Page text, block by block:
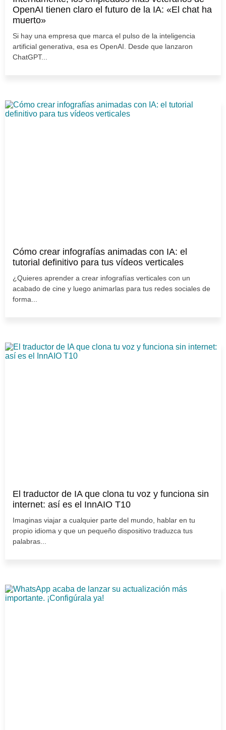
OpenAI tienen claro el futuro de la IA: «El chat ha
muerto»
Si hay una empresa que marca el pulso de la inteligencia
artificial generativa, esa es OpenAI. Desde que lanzaron
ChatGPT...
Cómo crear infografías animadas con IA: el
tutorial definitivo para tus vídeos verticales
¿Quieres aprender a crear infografías verticales con un
acabado de cine y luego animarlas para tus redes sociales de
forma...
El traductor de IA que clona tu voz y funciona sin
internet: así es el InnAIO T10
Imaginas viajar a cualquier parte del mundo, hablar en tu
propio idioma y que un pequeño dispositivo traduzca tus
palabras...